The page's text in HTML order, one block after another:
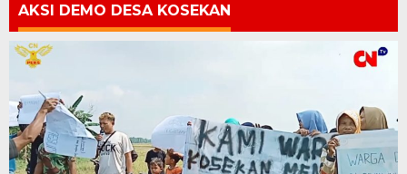
AKSI DEMO DESA KOSEKAN